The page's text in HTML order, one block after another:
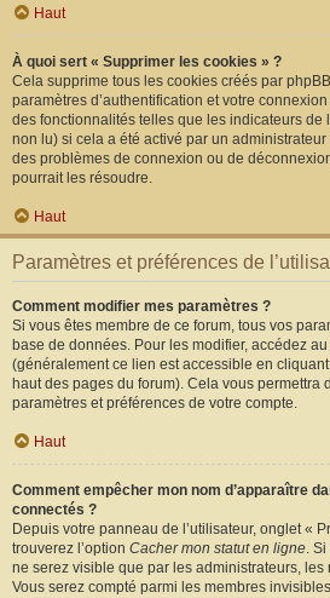
Haut
À quoi sert « Supprimer les cookies » ?
Cela supprime tous les cookies créés par
paramètres d’authentification et votre
des fonctionnalités telles que les indicateurs de
non lu) si cela a été activé par un
des problèmes de connexion ou de
pourrait les résoudre.
Haut
Paramètres et préférences de
Comment modifier mes paramètres ?
Si vous êtes membre de ce forum, tous vos
base de données. Pour les modifier, accédez au
(généralement ce lien est accessible en
haut des pages du forum). Cela vous permettra
paramètres et préférences de votre compte.
Haut
Comment empêcher mon nom d’apparaître
connectés ?
Depuis votre panneau de l’utilisateur, onglet «
trouverez l’option Cacher mon statut en ligne.
ne serez visible que par les administrateurs, les
Vous serez compté parmi les membres